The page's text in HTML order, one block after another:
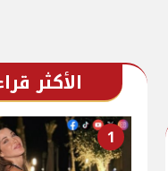
الأكثر
1